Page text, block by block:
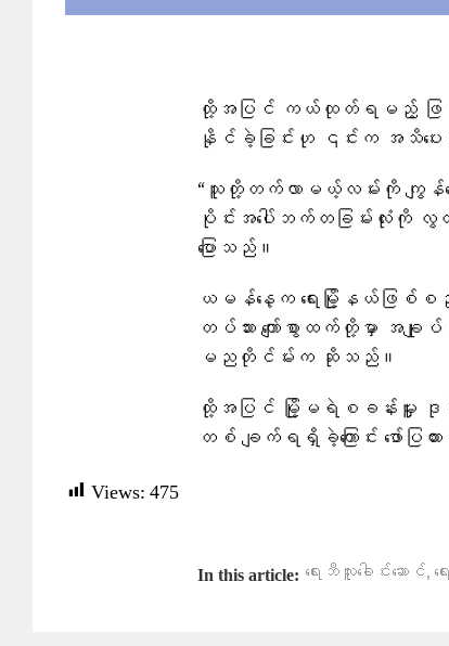
ထို့အပြင် ကယ်ထုတ်ရမည့်​ ဖြစ်စ
နိုင်ခဲ့ခြင်းဟု ၎င်းက အသိပေ
“သူတို့တက်လာမယ့်လမ်းကို ကျွန်တ
ပိုင်းအပေါ်ဘက်တခြမ်းလုံးကို လွ
ပြောသည်။
ယမန်နေ့က ရေးမြို့နယ်ဖြ
တပ်သား ကျော်စွာထက်တို့မှာ အခ
မညတိုင်မ်းက ဆိုသည်။
ထို့အပြင် မြို့မရဲစခန်းမှူး
တစ် ချက်ရရှိခဲ့ကြောင်း ဖော်ပြထ
Views: 475
In this article: ရေးဘီလူးခေါင်းဆောင်,